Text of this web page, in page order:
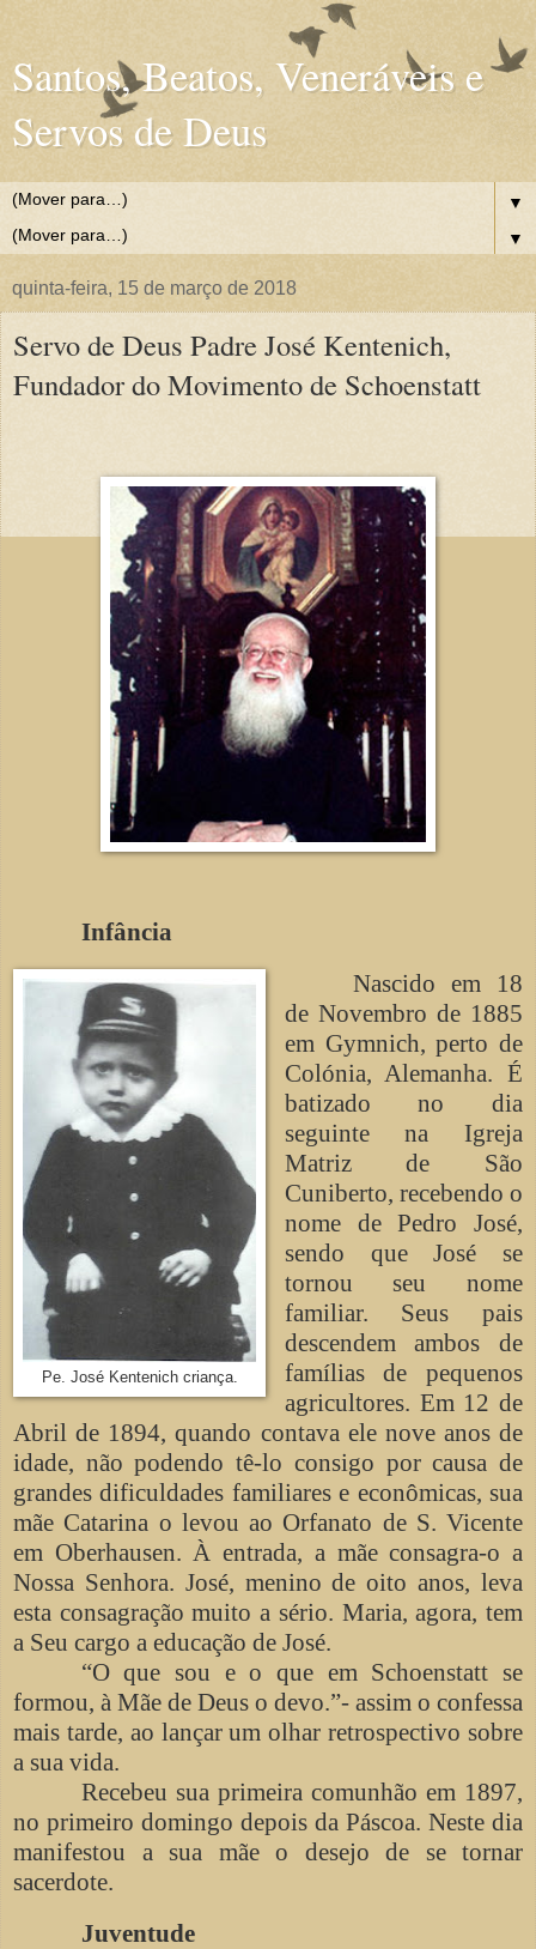
Santos, Beatos, Veneráveis e
Servos de Deus
▼
▼
quinta-feira, 15 de março de 2018
Servo de Deus Padre José Kentenich,
Fundador do Movimento de Schoenstatt
Infância
Pe. José Kentenich criança.
Nascido em 18
de Novembro de 1885
em Gymnich, perto de
Colónia, Alemanha. É
batizado no dia
seguinte na Igreja
Matriz de São
Cuniberto, recebendo o
nome de Pedro José,
sendo que José se
tornou seu nome
familiar. Seus pais
descendem ambos de
famílias de pequenos
agricultores. Em 12 de
Abril de 1894, quando contava ele nove anos de
idade, não podendo tê-lo consigo por causa de
grandes dificuldades familiares e econômicas, sua
mãe Catarina o levou ao Orfanato de S. Vicente
em Oberhausen. À entrada, a mãe consagra-o a
Nossa Senhora. José, menino de oito anos, leva
esta consagração muito a sério. Maria, agora, tem
a Seu cargo a educação de José.
“O que sou e o que em Schoenstatt se
formou, à Mãe de Deus o devo.”- assim o confessa
mais tarde, ao lançar um olhar retrospectivo sobre
a sua vida.
Recebeu sua primeira comunhão em 1897,
no primeiro domingo depois da Páscoa. Neste dia
manifestou a sua mãe o desejo de se tornar
sacerdote.
Juventude